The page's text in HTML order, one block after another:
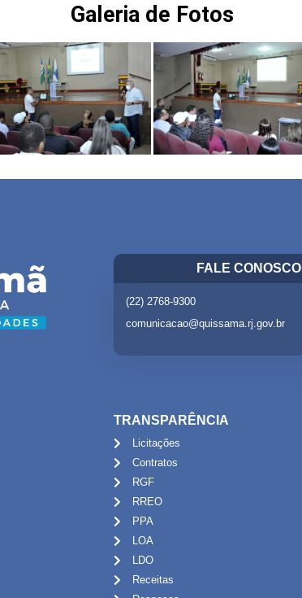
Galeria de Fotos
FALE CONOSCO
(22) 2768-9300
comunicacao@quissama.rj.gov.br
TRANSPARÊNCIA
Licitações
Contratos
RGF
RREO
PPA
LOA
LDO
Receitas